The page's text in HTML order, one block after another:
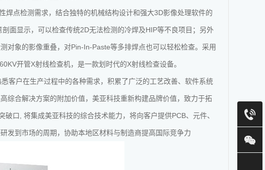
点检测需求，结合独特的机械结构设计和强大3D影像处理软件的
面显示，可以检查传统2D无法检测的冷焊及HIP等不良项目；另外
对象的影像重叠，对Pin-In-Paste等多排焊点也可以轻松检查。采用
开管X射线检查机，是一款划时代的X射线检查设备。
户在生产过程中的各种需求，积累了广泛的工艺改善、软件系统
综合解决方案的附加价值，美亚科技重新构建品牌价值，致力于拓
口, 将集成美亚科技的综合技术能力，将向客户提供PCB、元件、
发到市场的周期，协助本地区材料与制造商提高国际竞争力